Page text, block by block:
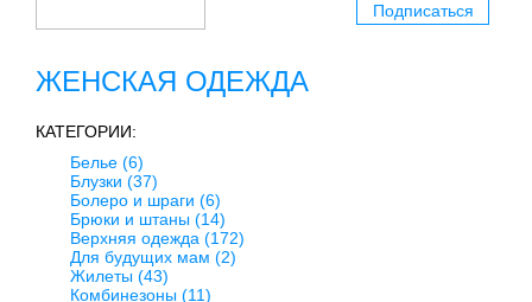
ЖЕНСКАЯ ОДЕЖДА
КАТЕГОРИИ:
Белье (6)
Блузки (37)
Болеро и шраги (6)
Брюки и штаны (14)
Верхняя одежда (172)
Для будущих мам (2)
Жилеты (43)
Комбинезоны (11)
Подписаться